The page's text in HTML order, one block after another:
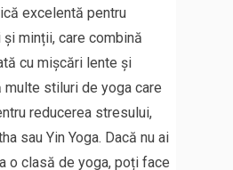
excelentă pentru
minții, care combină
cu mișcări lente și
stiluri de yoga care
reducerea stresului,
sau Yin Yoga. Dacă nu ai
o clasă de yoga, poți face